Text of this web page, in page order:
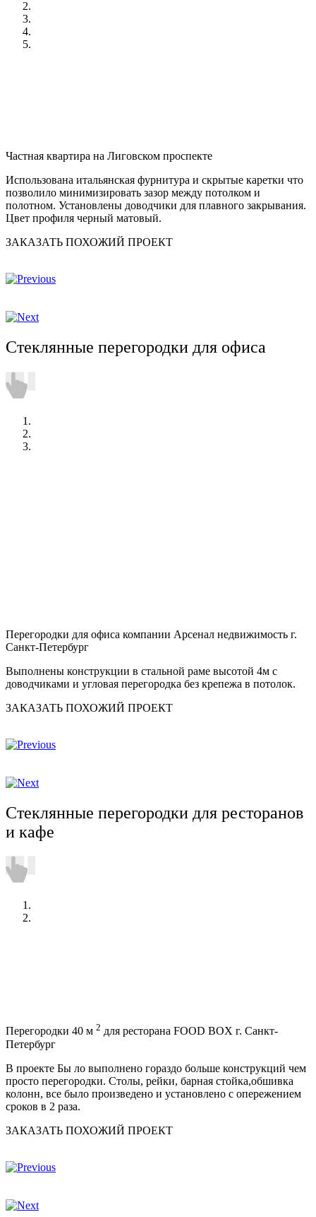
Частная квартира на Лиговском проспекте
Использована итальянская фурнитура и скрытые каретки что
позволило минимизировать зазор между потолком и
полотном. Установлены доводчики для плавного закрывания.
Цвет профиля черный матовый.
ЗАКАЗАТЬ ПОХОЖИЙ ПРОЕКТ
Стеклянные перегородки для офиса
Перегородки для офиса компании Арсенал недвижимость г.
Санкт-Петербург
Выполнены конструкции в стальной раме высотой 4м с
доводчиками и угловая перегородка без крепежа в потолок.
ЗАКАЗАТЬ ПОХОЖИЙ ПРОЕКТ
Стеклянные перегородки для ресторанов
и кафе
Перегородки 40 м 2 для ресторана FOOD BOX г. Санкт-
Петербург
В проекте Бы ло выполнено гораздо больше конструкций чем
просто перегородки. Столы, рейки, барная стойка,обшивка
колонн, все было произведено и установлено с опережением
сроков в 2 раза.
ЗАКАЗАТЬ ПОХОЖИЙ ПРОЕКТ